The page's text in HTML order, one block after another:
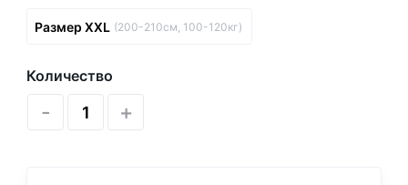
Размер XXL (200-210см, 100-120кг)
Количество
- +